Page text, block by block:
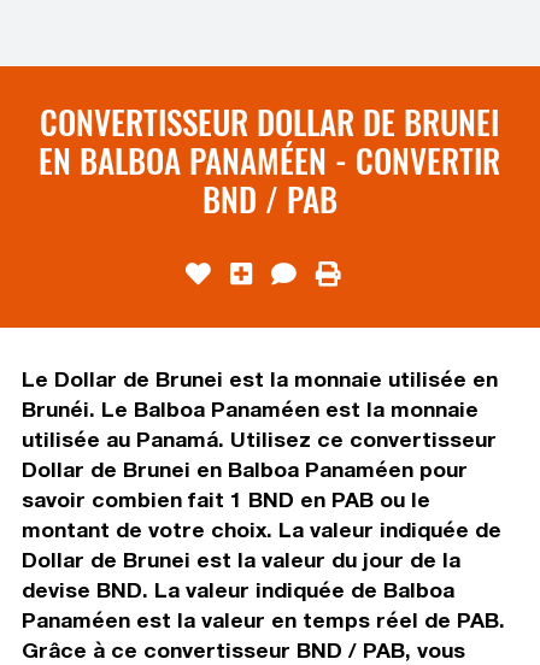
CONVERTISSEUR DOLLAR DE BRUNEI
EN BALBOA PANAMÉEN - CONVERTIR
BND / PAB
Le Dollar de Brunei est la monnaie utilisée en
Brunéi. Le Balboa Panaméen est la monnaie
utilisée au Panamá. Utilisez ce convertisseur
Dollar de Brunei en Balboa Panaméen pour
savoir combien fait 1 BND en PAB ou le
montant de votre choix. La valeur indiquée de
Dollar de Brunei est la valeur du jour de la
devise BND. La valeur indiquée de Balboa
Panaméen est la valeur en temps réel de PAB.
Grâce à ce convertisseur BND / PAB, vous